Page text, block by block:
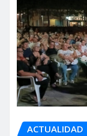
ACTUALIDAD